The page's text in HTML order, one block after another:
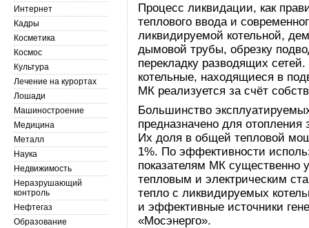
Процесс ликвидации, как
теплового ввода и
ликвидируемой котельной,
дымовой трубы, обрезку
перекладку разводящих
котельные, находящиеся в
МК реализуется за счёт
Большинство
предназначено для
Их доля в общей тепловой
1%. По эффективности
показателям МК существенно
тепловым и электрическим
тепло с ликвидируемых
и эффективные источники
«Мосэнерго».
Интернет
Кадры
Косметика
Космос
Культура
Лечение на курортах
Лошади
Машиностроение
Медицина
Металл
Наука
Недвижимость
Неразрушающий
контроль
Нефтегаз
Образование